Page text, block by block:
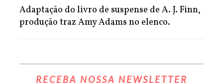
Adaptação do livro de suspense de A. J. Finn,
produção traz Amy Adams no elenco.
RECEBA NOSSA NEWSLETTER